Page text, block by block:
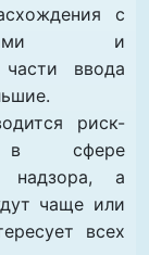
с
и
ввода
риск-
в сфере
надзора, а
чаще или
всех